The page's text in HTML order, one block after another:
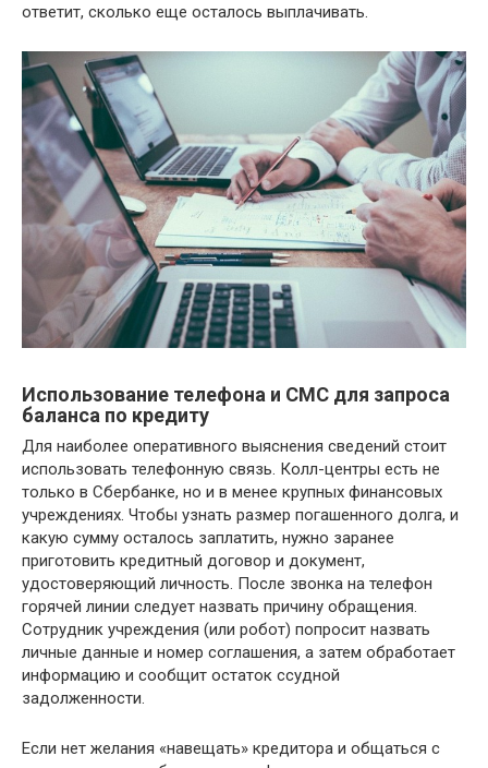
ответит, сколько еще осталось выплачивать.
Использование телефона и СМС для запроса
баланса по кредиту
Для наиболее оперативного выяснения сведений стоит
использовать телефонную связь. Колл-центры есть не
только в Сбербанке, но и в менее крупных финансовых
учреждениях. Чтобы узнать размер погашенного долга, и
какую сумму осталось заплатить, нужно заранее
приготовить кредитный договор и документ,
удостоверяющий личность. После звонка на телефон
горячей линии следует назвать причину обращения.
Сотрудник учреждения (или робот) попросит назвать
личные данные и номер соглашения, а затем обработает
информацию и сообщит остаток ссудной
задолженности.
Если нет желания «навещать» кредитора и общаться с